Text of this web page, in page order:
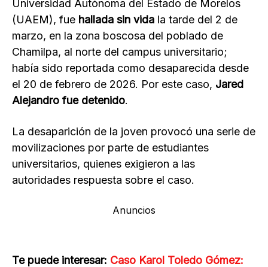
Universidad Autónoma del Estado de Morelos
(UAEM), fue hallada sin vida la tarde del 2 de
marzo, en la zona boscosa del poblado de
Chamilpa, al norte del campus universitario;
había sido reportada como desaparecida desde
el 20 de febrero de 2026. Por este caso, Jared
Alejandro fue detenido.
La desaparición de la joven provocó una serie de
movilizaciones por parte de estudiantes
universitarios, quienes exigieron a las
autoridades respuesta sobre el caso.
Anuncios
Te puede interesar: Caso Karol Toledo Gómez: